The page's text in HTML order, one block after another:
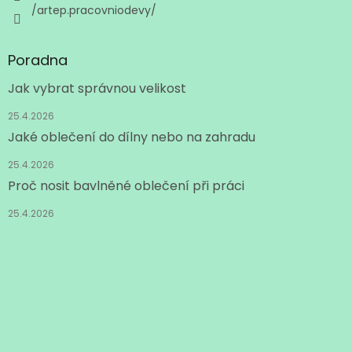
/artep.pracovniodevy/
Poradna
Jak vybrat správnou velikost
25.4.2026
Jaké oblečení do dílny nebo na zahradu
25.4.2026
Proč nosit bavlněné oblečení při práci
25.4.2026